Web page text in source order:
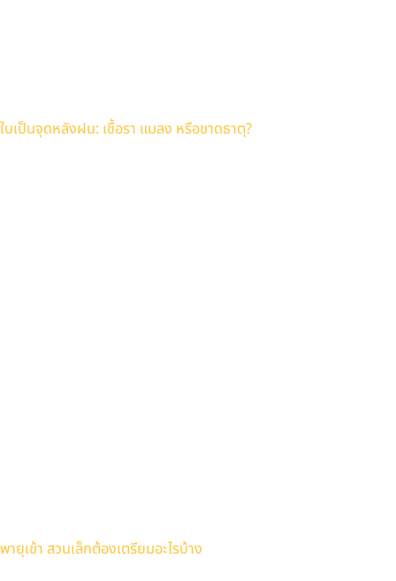
ใบเป็นจุดหลังฝน: เชื้อรา แมลง หรือขาดธาตุ?
พายุเข้า สวนเล็กต้องเตรียมอะไรบ้าง